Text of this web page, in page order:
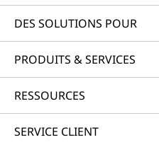
DES SOLUTIONS POUR
PRODUITS & SERVICES
RESSOURCES
SERVICE CLIENT